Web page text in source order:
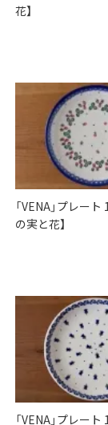
花】
「VENA」プレー
の実と花】
「VENA」プレー